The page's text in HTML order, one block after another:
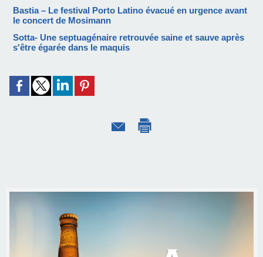
Bastia – Le festival Porto Latino évacué en urgence avant
le concert de Mosimann
Sotta- Une septuagénaire retrouvée saine et sauve après
s'être égarée dans le maquis